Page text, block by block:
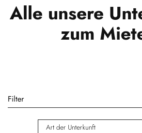
Alle unsere
zum
Filter
Art der Unterkunft